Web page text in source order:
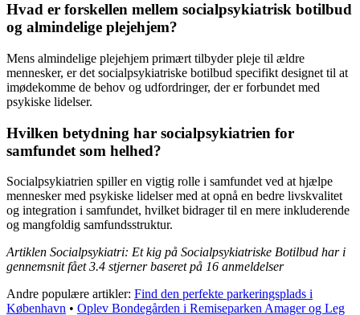
Hvad er forskellen mellem socialpsykiatrisk botilbud
og almindelige plejehjem?
Mens almindelige plejehjem primært tilbyder pleje til ældre
mennesker, er det socialpsykiatriske botilbud specifikt designet til at
imødekomme de behov og udfordringer, der er forbundet med
psykiske lidelser.
Hvilken betydning har socialpsykiatrien for
samfundet som helhed?
Socialpsykiatrien spiller en vigtig rolle i samfundet ved at hjælpe
mennesker med psykiske lidelser med at opnå en bedre livskvalitet
og integration i samfundet, hvilket bidrager til en mere inkluderende
og mangfoldig samfundsstruktur.
Artiklen Socialpsykiatri: Et kig på Socialpsykiatriske Botilbud har i
gennemsnit fået3.4 stjerner baseret på 16 anmeldelser
Andre populære artikler: Find den perfekte parkeringsplads i
København • Oplev Bondegården i Remiseparken Amager og Leg